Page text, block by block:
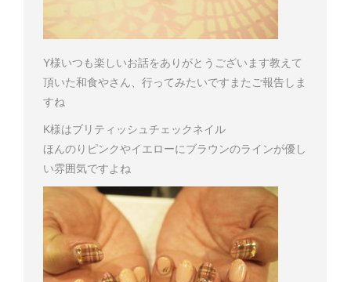
Y様いつも楽しいお話をありがとうございます教えて
頂いた和食やさん、行ってみたいです またご報告しま
すね
K様はブリティッシュチェックネイル
ほんのりピンクやイエローにブラウンのラインが優し
い雰囲気ですよね